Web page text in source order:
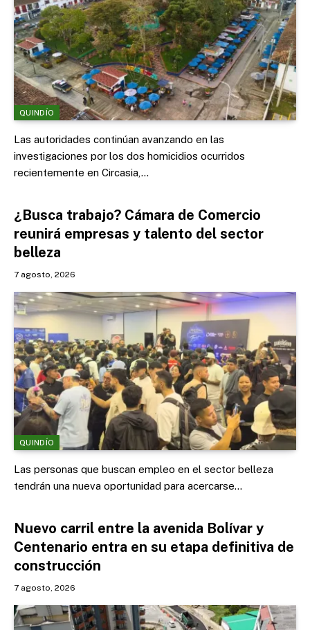
QUINDÍO
Las autoridades continúan avanzando en las
investigaciones por los dos homicidios ocurridos
recientemente en Circasia,…
¿Busca trabajo? Cámara de Comercio
reunirá empresas y talento del sector
belleza
7 agosto, 2026
QUINDÍO
Las personas que buscan empleo en el sector belleza
tendrán una nueva oportunidad para acercarse…
Nuevo carril entre la avenida Bolívar y
Centenario entra en su etapa definitiva de
construcción
7 agosto, 2026